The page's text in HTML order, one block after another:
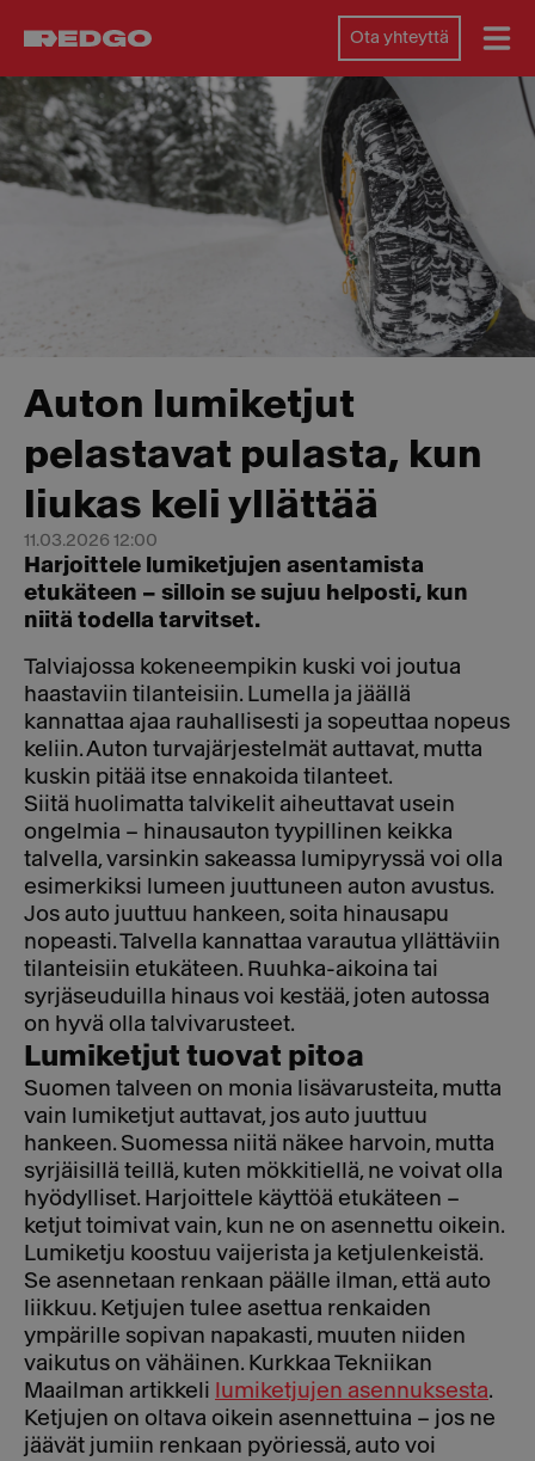
Ota yhteyttä
Auton lumiketjut
pelastavat pulasta, kun
liukas keli yllättää
11.03.2026 12:00
Harjoittele lumiketjujen asentamista
etukäteen – silloin se sujuu helposti, kun
niitä todella tarvitset.
Talviajossa kokeneempikin kuski voi joutua
haastaviin tilanteisiin. Lumella ja jäällä
kannattaa ajaa rauhallisesti ja sopeuttaa nopeus
keliin. Auton turvajärjestelmät auttavat, mutta
kuskin pitää itse ennakoida tilanteet.
Siitä huolimatta talvikelit aiheuttavat usein
ongelmia – hinausauton tyypillinen keikka
talvella, varsinkin sakeassa lumipyryssä voi olla
esimerkiksi lumeen juuttuneen auton avustus.
Jos auto juuttuu hankeen, soita hinausapu
nopeasti. Talvella kannattaa varautua yllättäviin
tilanteisiin etukäteen. Ruuhka-aikoina tai
syrjäseuduilla hinaus voi kestää, joten autossa
on hyvä olla talvivarusteet.
Lumiketjut tuovat pitoa
Suomen talveen on monia lisävarusteita, mutta
vain lumiketjut auttavat, jos auto juuttuu
hankeen. Suomessa niitä näkee harvoin, mutta
syrjäisillä teillä, kuten mökkitiellä, ne voivat olla
hyödylliset. Harjoittele käyttöä etukäteen –
ketjut toimivat vain, kun ne on asennettu oikein.
Lumiketju koostuu vaijerista ja ketjulenkeistä.
Se asennetaan renkaan päälle ilman, että auto
liikkuu. Ketjujen tulee asettua renkaiden
ympärille sopivan napakasti, muuten niiden
vaikutus on vähäinen. Kurkkaa Tekniikan
Maailman artikkeli
lumiketjujen asennuksesta.
Ketjujen on oltava oikein asennettuina – jos ne
jäävät jumiin renkaan pyöriessä, auto voi